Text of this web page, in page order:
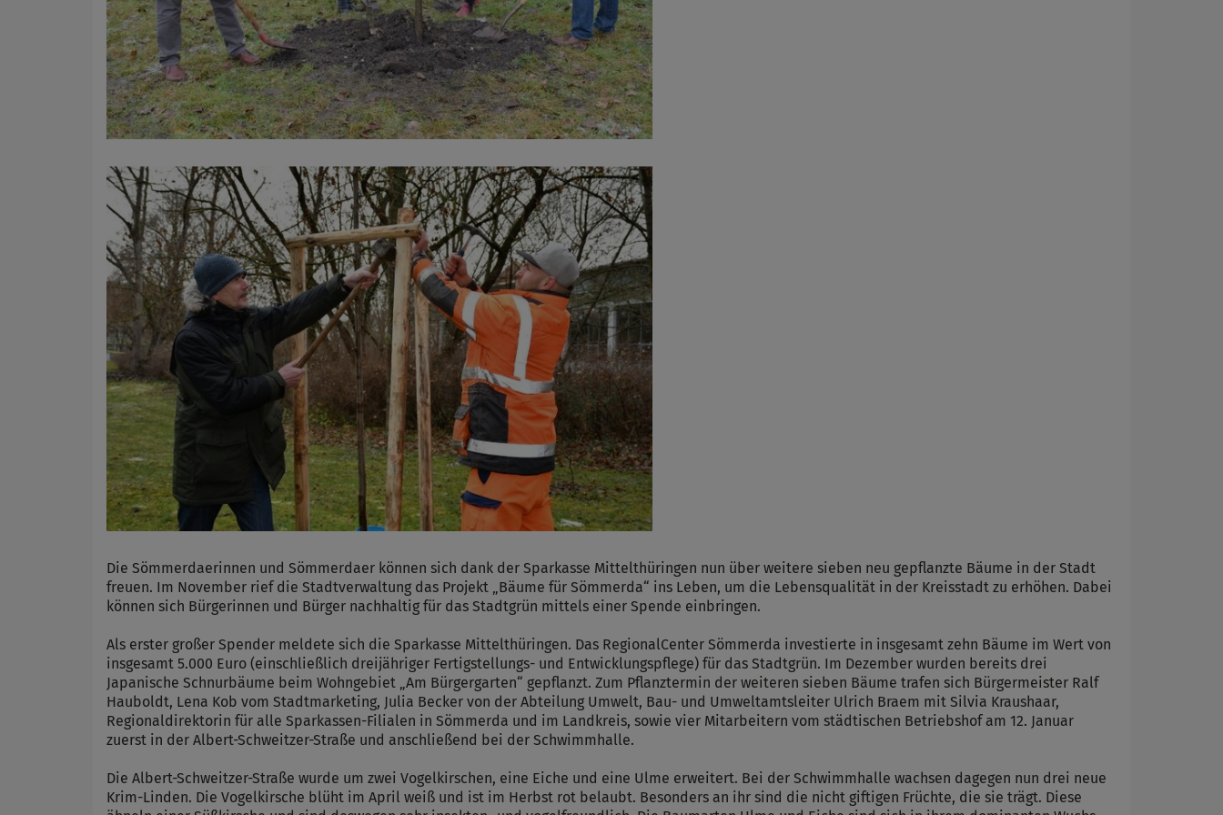
Die Sömmerdaerinnen und Sömmerdaer können sich dank der Sparkasse Mittelthüringen nun über weitere sieben neu gepflanzte Bäume in der Stadt
freuen. Im November rief die Stadtverwaltung das Projekt „Bäume für Sömmerda“ ins Leben, um die Lebensqualität in der Kreisstadt zu erhöhen. Dabei
können sich Bürgerinnen und Bürger nachhaltig für das Stadtgrün mittels einer Spende einbringen.
Als erster großer Spender meldete sich die Sparkasse Mittelthüringen. Das RegionalCenter Sömmerda investierte in insgesamt zehn Bäume im Wert von
insgesamt 5.000 Euro (einschließlich dreijähriger Fertigstellungs- und Entwicklungspflege) für das Stadtgrün. Im Dezember wurden bereits drei
Japanische Schnurbäume beim Wohngebiet „Am Bürgergarten“ gepflanzt. Zum Pflanztermin der weiteren sieben Bäume trafen sich Bürgermeister Ralf
Hauboldt, Lena Kob vom Stadtmarketing, Julia Becker von der Abteilung Umwelt, Bau- und Umweltamtsleiter Ulrich Braem mit Silvia Kraushaar,
Regionaldirektorin für alle Sparkassen-Filialen in Sömmerda und im Landkreis, sowie vier Mitarbeitern vom städtischen Betriebshof am 12. Januar
zuerst in der Albert-Schweitzer-Straße und anschließend bei der Schwimmhalle.
Die Albert-Schweitzer-Straße wurde um zwei Vogelkirschen, eine Eiche und eine Ulme erweitert. Bei der Schwimmhalle wachsen dagegen nun drei neue
Krim-Linden. Die Vogelkirsche blüht im April weiß und ist im Herbst rot belaubt. Besonders an ihr sind die nicht giftigen Früchte, die sie trägt. Diese
Anbieter
Zweck
Cookie Name
Cookie Laufzeit
Infos schließen